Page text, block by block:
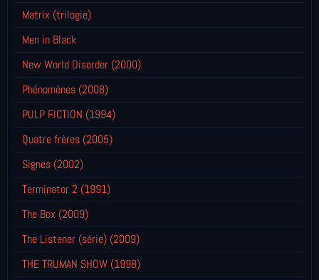
Matrix (trilogie)
Men in Black
New World Disorder (2000)
Phénomènes (2008)
PULP FICTION (1994)
Quatre frères (2005)
Signes (2002)
Terminator 2 (1991)
The Box (2009)
The Listener (série) (2009)
THE TRUMAN SHOW (1998)